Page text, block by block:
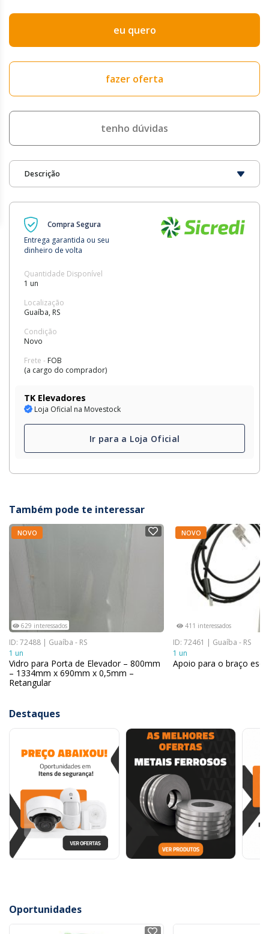
eu quero
fazer oferta
tenho dúvidas
Descrição
Compra Segura
Entrega garantida ou seu
dinheiro de volta
Quantidade Disponível
1 un
Localização
Guaíba, RS
Condição
Novo
Frete - FOB
(a cargo do comprador)
TK Elevadores
Loja Oficial na Movestock
Ir para a Loja Oficial
Também pode te interessar
NOVO
629 interessados
ID: 72488 | Guaíba - RS
1 un
Vidro para Porta de Elevador – 800mm
– 1334mm x 690mm x 0,5mm –
Retangular
NOVO
411 interessados
ID: 72461 | Guaíba - RS
1 un
Apoio para o braço
Destaques
Oportunidades